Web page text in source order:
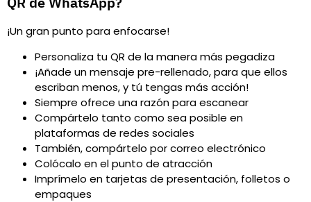
¡Un gran punto para enfocarse!
Personaliza tu QR de la manera más pegadiza
¡Añade un mensaje pre-rellenado, para que ellos
escriban menos, y tú tengas más acción!
Siempre ofrece una razón para escanear
Compártelo tanto como sea posible en
plataformas de redes sociales
También, compártelo por correo electrónico
Colócalo en el punto de atracción
Imprímelo en tarjetas de presentación, folletos o
empaques